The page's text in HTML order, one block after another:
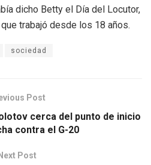
dicho Betty el Día del Locutor,
trabajó desde los 18 años.
sociedad
Post
cerca del punto de inicio
contra el G-20
Next Post